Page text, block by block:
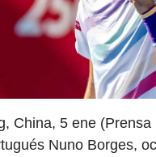
China, 5 ene (Prensa
Nuno Borges,